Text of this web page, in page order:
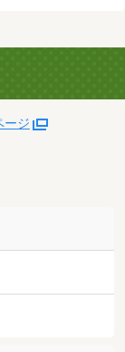
ージ